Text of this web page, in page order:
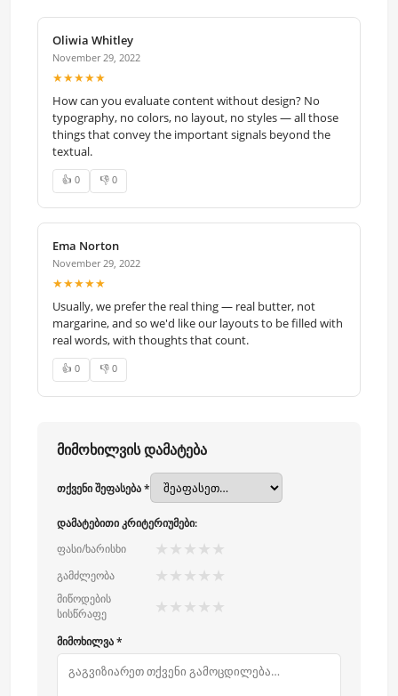
Oliwia Whitley
November 29, 2022
★★★★★
How can you evaluate content without design? No
typography, no colors, no layout, no styles — all those
things that convey the important signals beyond the
textual.
👍 0 👎 0
Ema Norton
November 29, 2022
★★★★★
Usually, we prefer the real thing — real butter, not
margarine, and so we'd like our layouts to be filled with
real words, with thoughts that count.
👍 0 👎 0
მიმოხილვის დამატება
თქვენი შეფასება *
დამატებითი კრიტერიუმები:
ფასი/ხარისხი
★ ★ ★ ★ ★
გამძლეობა ★ ★ ★ ★ ★
მიწოდების
სისწრაფე
★ ★ ★ ★ ★
მიმოხილვა *